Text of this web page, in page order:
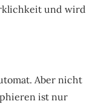
und wird
Aber nicht
ist nur